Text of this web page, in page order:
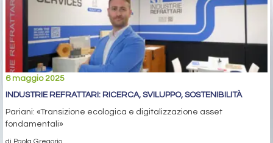
6 maggio 2025
INDUSTRIE REFRATTARI: RICERCA, SVILUPPO, SOSTENIBILITÀ
Pariani: «Transizione ecologica e digitalizzazione asset
fondamentali»
di Paola Gregorio